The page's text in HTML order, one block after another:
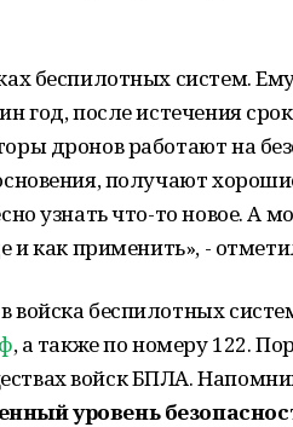
беспилотных систем.
год, после истечения
дронов работают на
получают
узнать что-то новое. А
и как применить», -
беспилотных
, а также по номеру 122.
войск БПЛА.
уровень